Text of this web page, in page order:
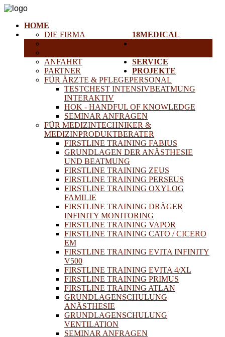
HOME
18MEDICAL
DIE FIRMA
ANFAHRT
PARTNER
FÜR ÄRZTE & PFLEGEPERSONAL
TESTCHEST INTENSIVBEATMUNG
INTERAKTIV
HOK - HANDFUL OF KNOWLEDGE
SEMINAR ANFRAGEN
FÜR MEDIZINTECHNIKER &
MEDIZINPRODUKTBERATER
FIRSTLINE TRAINING FABIUS
GRUNDLAGEN DER ANÄSTHESIE
UND BEATMUNG
FIRSTLINE TRAINING ZEUS
FIRSTLINE TRAINING PERSEUS
FIRSTLINE TRAINING OXYLOG
FAMILIE
FIRSTLINE TRAINING DRÄGER
INFINITY MONITORING
FIRSTLINE TRAINING VAPOR
FIRSTLINE TRAINING CATO / CICERO
EM
FIRSTLINE TRAINING EVITA INFINITY
V500
FIRSTLINE TRAINING EVITA 4/XL
FIRSTLINE TRAINING PRIMUS
FIRSTLINE TRAINING ATLAN
GRUNDLAGENSCHULUNG
ANÄSTHESIE
GRUNDLAGENSCHULUNG
VENTILATION
SEMINAR ANFRAGEN
SERVICE
PROJEKTE